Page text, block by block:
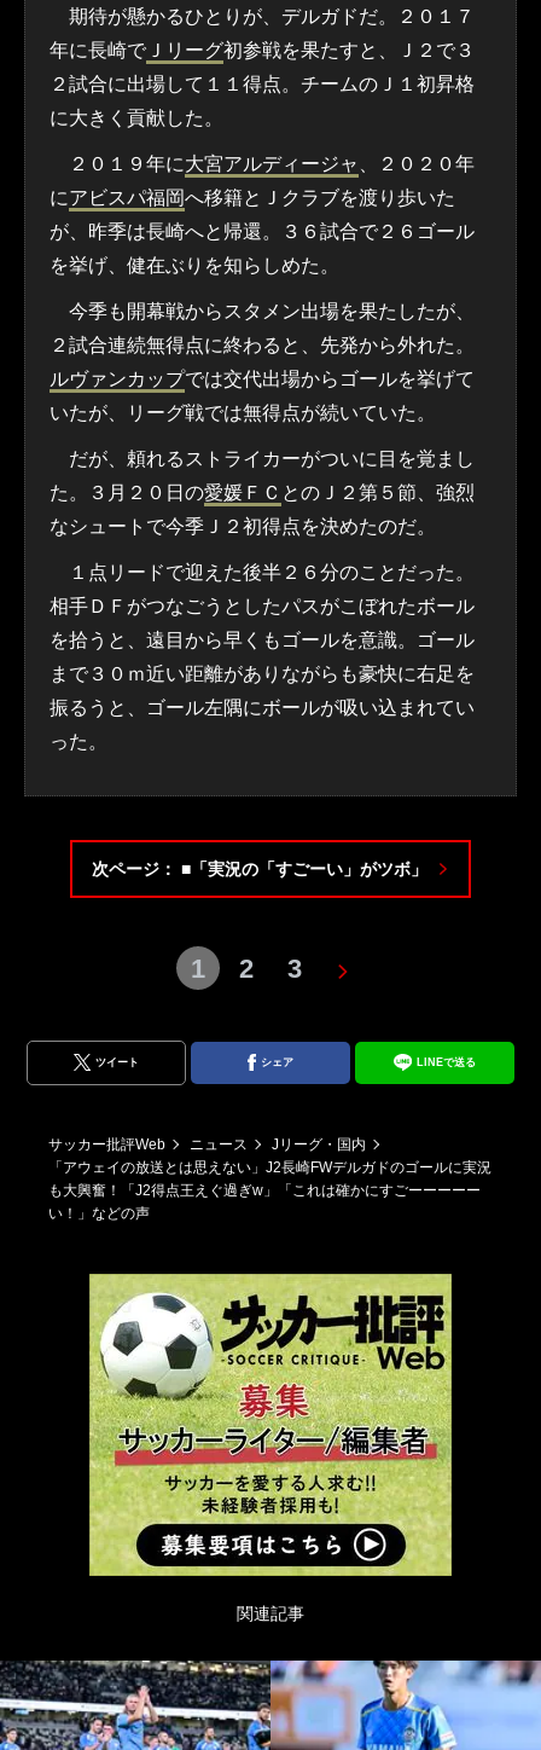
期待が懸かるひとりが、デルガドだ。２０１７
年に長崎で Ｊリーグ初参戦を果たすと、Ｊ２で３
２試合に出場して１１得点。チームのＪ１初昇格
に大きく貢献した。
２０１９年に大宮アルディージャ
、２０２０年
にアビスパ福岡へ移籍とＪクラブを渡り歩いた
が、昨季は長崎へと帰還。３６試合で２６ゴール
を挙げ、健在ぶりを知らしめた。
今季も開幕戦からスタメン出場を果たしたが、
２試合連続無得点に終わると、先発から外れた。
ルヴァンカップでは交代出場からゴールを挙げて
いたが、リーグ戦では無得点が続いていた。
だが、頼れるストライカーがついに目を覚まし
た。３月２０日の愛媛ＦＣ とのＪ２第５節、強烈
なシュートで今季Ｊ２初得点を決めたのだ。
１点リードで迎えた後半２６分のことだった。
相手ＤＦがつなごうとしたパスがこぼれたボール
を拾うと、遠目から早くもゴールを意識。ゴール
まで３０ｍ近い距離がありながらも豪快に右足を
振るうと、ゴール左隅にボールが吸い込まれてい
った。
次ページ： ■「実況の「すごーい」がツボ」
1 2 3
ツイート シェア LINEで送る
サッカー批評Web ニュース
Jリーグ・国内
「アウェイの放送とは思えない」J2長崎FWデルガドのゴールに実況
も大興奮！「J2得点王えぐ過ぎw」「これは確かにすごーーーーー
い！」などの声
関連記事